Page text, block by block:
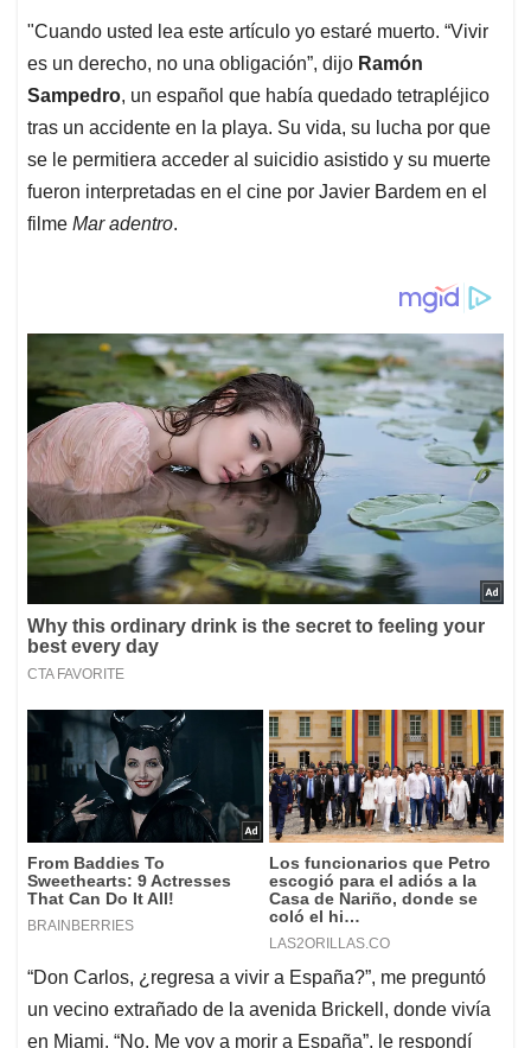
"Cuando usted lea este artículo yo estaré muerto. “Vivir
es un derecho, no una obligación”, dijo Ramón
Sampedro, un español que había quedado tetrapléjico
tras un accidente en la playa. Su vida, su lucha por que
se le permitiera acceder al suicidio asistido y su muerte
fueron interpretadas en el cine por Javier Bardem en el
filme Mar adentro.
“Don Carlos, ¿regresa a vivir a España?”, me preguntó
un vecino extrañado de la avenida Brickell, donde vivía
en Miami. “No. Me voy a morir a España”, le respondí